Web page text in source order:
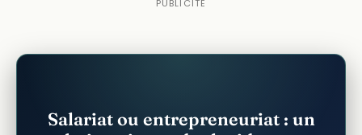
Salariat ou entrepreneuriat : un